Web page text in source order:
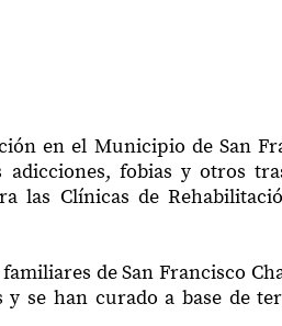
en el Municipio de San
fobias y otros
las Clínicas de
de San Francisco
se han curado a base de